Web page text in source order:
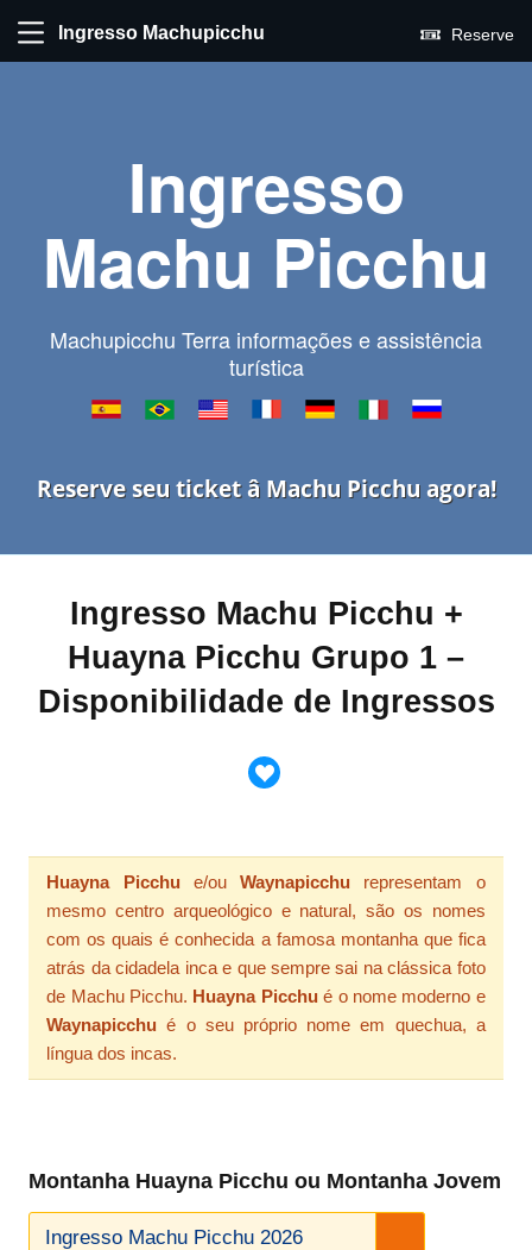
Ingresso Machupicchu Reserve
Ingresso
Machu Picchu
Machupicchu Terra informações e assistência
turística
Reserve seu ticket â Machu Picchu agora!
Ingresso Machu Picchu +
Huayna Picchu Grupo 1 –
Disponibilidade de Ingressos
Huayna Picchu e/ouWaynapicchu representam o
mesmo centro arqueológico e natural, são os nomes
com os quais é conhecida a famosa montanha que fica
atrás da cidadela inca e que sempre sai na clássica foto
de Machu Picchu. Huayna Picchu é o nome moderno e
Waynapicchu é o seu próprio nome em quechua, a
língua dos incas.
Montanha Huayna Picchu ou Montanha Jovem
Ingresso Machu Picchu 2026